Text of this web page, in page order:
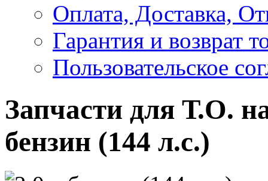
Оплата, Доставка,
Гарантия и возврат
Пользовательское
Запчасти для Т.О.
бензин (144 л.с.)